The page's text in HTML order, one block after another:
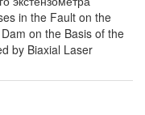
in the Fault on the
on the Basis of the
by Biaxial Laser